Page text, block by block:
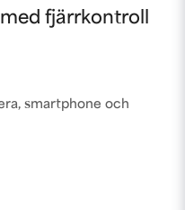
fjärrkontroll
smartphone och